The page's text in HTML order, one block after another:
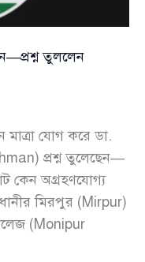
তুললেন
মাত্রা যোগ করে ডা.
প্রশ্ন তুলেছেন—
কেন অগ্রহণযোগ্য
মিরপুর (Mirpur)
(Monipur